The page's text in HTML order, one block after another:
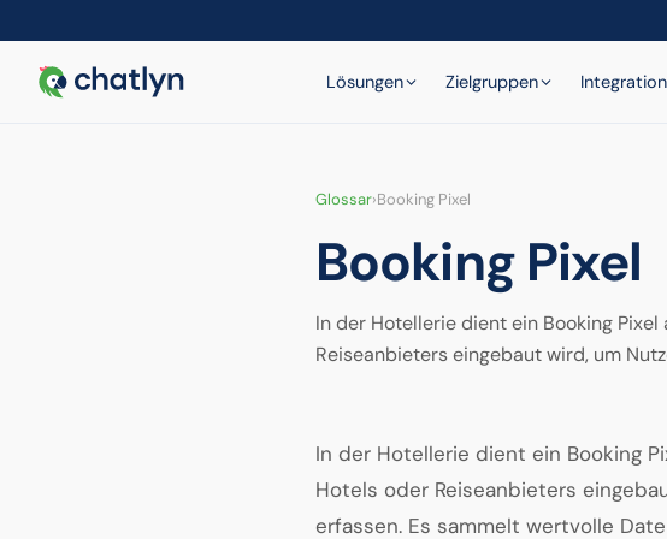
Lösungen Zielgruppen
Glossar›Booking Pixel
Booking Pixel
In der Hotellerie dient ein Booking
Reiseanbieters eingebaut wird, um
In der Hotellerie dient ein Booking
Hotels oder Reiseanbieters
erfassen. Es sammelt wertvolle